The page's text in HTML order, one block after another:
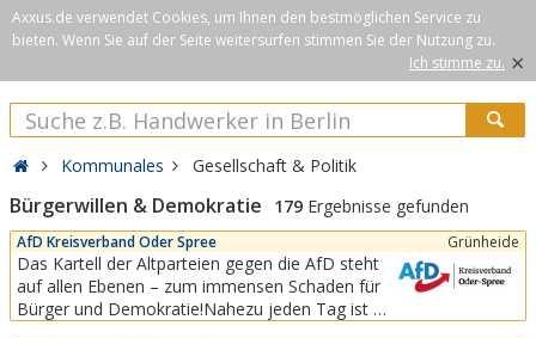
Axxus.de verwendet Cookies, um Ihnen den bestmöglichen Service zu
bieten. Wenn Sie auf der Seite weitersurfen stimmen Sie der Nutzung zu.
Ich stimme zu. ×
Kommunales Gesellschaft & Politik
Bürgerwillen & Demokratie 179 Ergebnisse gefunden
AfD Kreisverband Oder Spree Grünheide
Das Kartell der Altparteien gegen die AfD steht
auf allen Ebenen – zum immensen Schaden für
Bürger und Demokratie!Nahezu jeden Tag ist zu